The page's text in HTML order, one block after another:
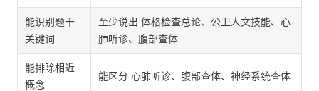
能识别题干
关键词
至少说出 体格检查总论、公卫人文技能、心
肺听诊、腹部查体
能排除相近
概念
能区分 心肺听诊、腹部查体、神经系统查体